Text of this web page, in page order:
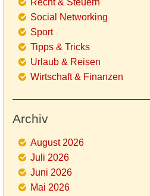
Recht & Steuern
Social Networking
Sport
Tipps & Tricks
Urlaub & Reisen
Wirtschaft & Finanzen
Archiv
August 2026
Juli 2026
Juni 2026
Mai 2026